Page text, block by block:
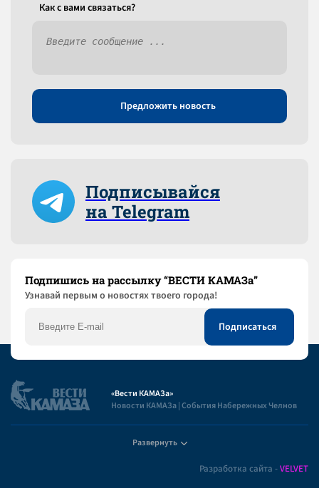
Как c вами связаться?
Предложить новость
Подписывайся
на Telegram
Подпишись на рассылку “ВЕСТИ КАМАЗа”
Узнaвай первым о новостях твоего города!
«Вести КАМАЗа»
Новости КАМАЗа | События Набережных Челнов
Развернуть
Разработка сайта -VELVET